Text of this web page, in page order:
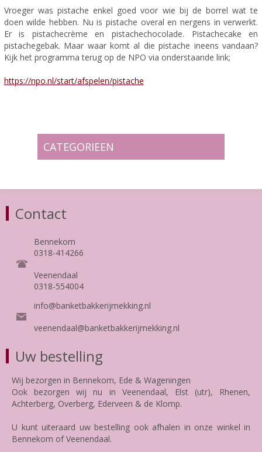
Vroeger was pistache enkel goed voor wie bij de borrel wat te
doen wilde hebben. Nu is pistache overal en nergens in verwerkt.
Er is pistachecrème en pistachechocolade. Pistachecake en
pistachegebak. Maar waar komt al die pistache ineens vandaan?
Kijk het programma terug op de NPO via onderstaande link;
https://npo.nl/start/afspelen/pistache
CATEGORIEEN
Contact
Bennekom
0318-414266
Veenendaal
0318-554004
info@banketbakkerijmekking.nl
veenendaal@banketbakkerijmekking.nl
Uw bestelling
Wij bezorgen in Bennekom, Ede & Wageningen
Ook bezorgen wij nu in Veenendaal, Elst (utr), Rhenen,
Achterberg, Overberg, Ederveen & de Klomp.
U kunt uiteraard uw bestelling ook afhalen in onze winkel in
Bennekom of Veenendaal.